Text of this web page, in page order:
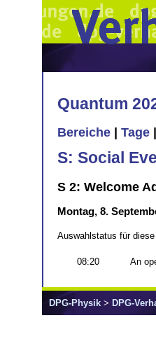
Quantum
Bereiche Tage
S: Social
S 2: Welcome
Montag, 8.
Auswahlstatus für
08:20 An
DPG-Physik > DPG-